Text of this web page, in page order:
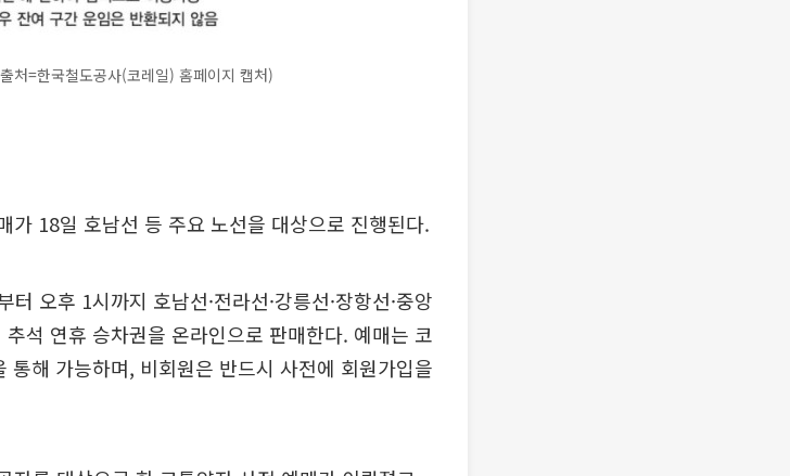
=한국철도공사(코레일) 홈페이지 캡처)
가 18일 호남선 등 주요 노선을 대상으로 진행된다.
오후 1시까지 호남선·전라선·강릉선·장항선·중앙
추석 연휴 승차권을 온라인으로 판매한다. 예매는 코
통해 가능하며, 비회원은 반드시 사전에 회원가입을